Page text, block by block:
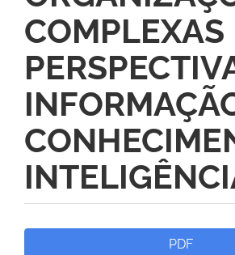
COMPLEXAS
PDF